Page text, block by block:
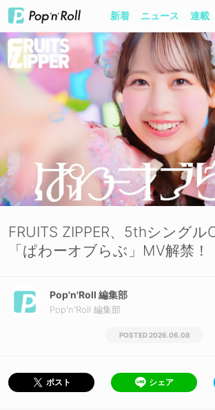
新着 ニュース 連載
FRUITS ZIPPER、5thシングル
「ぱわーオブらぶ」MV解禁！
Pop'n'Roll 編集部
Pop'n'Roll 編集部
2026.06.08
ポスト シェア